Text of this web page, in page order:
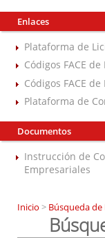
Enlaces
Plataforma de
Códigos FACE
Códigos FACE de
Plataforma de
Documentos
Instrucción de
Empresariales
Inicio > Búsqueda